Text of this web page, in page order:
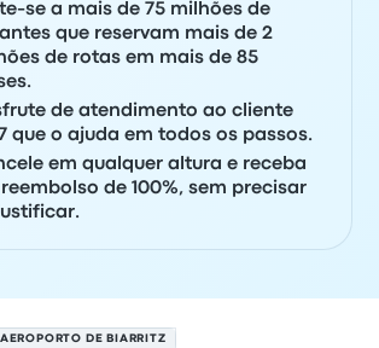
se a mais de 75 milhões de
que reservam mais de 2
de rotas em mais de 85
de atendimento ao cliente
que o ajuda em todos os passos.
em qualquer altura e receba
de 100%, sem precisar
AEROPORTO DE BIARRITZ